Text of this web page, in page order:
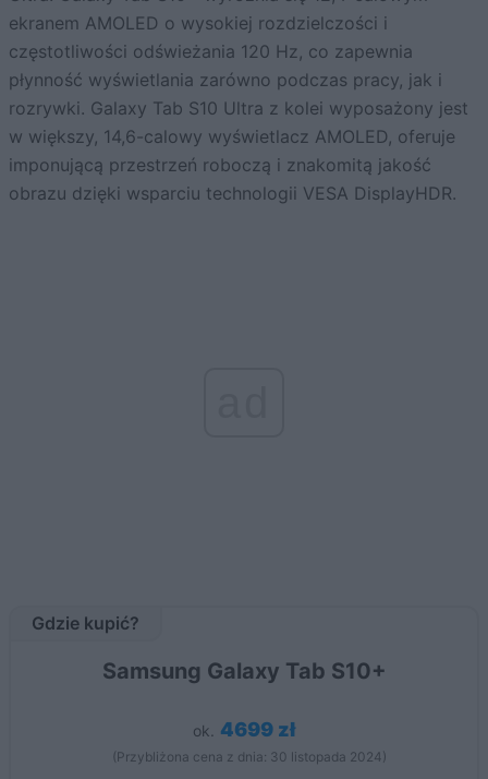
ekranem AMOLED o wysokiej rozdzielczości i
częstotliwości odświeżania 120 Hz, co zapewnia
płynność wyświetlania zarówno podczas pracy, jak i
rozrywki. Galaxy Tab S10 Ultra z kolei wyposażony jest
w większy, 14,6-calowy wyświetlacz AMOLED, oferuje
imponującą przestrzeń roboczą i znakomitą jakość
obrazu dzięki wsparciu technologii VESA DisplayHDR.
Gdzie kupić?
Samsung Galaxy Tab S10+
ok. 4699 zł
(Przybliżona cena z dnia: 30 listopada 2024)